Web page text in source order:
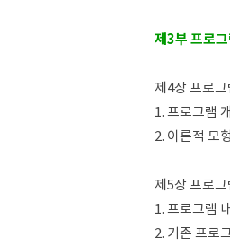
제3부 프로
제4장 프로
1. 프로그램
2. 이론적 모
제5장 프로
1. 프로그램
2. 기존 프로